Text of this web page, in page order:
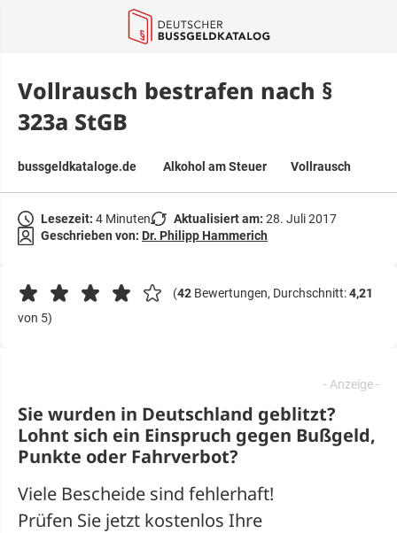
Vollrausch bestrafen nach §
323a StGB
bussgeldkataloge.de Alkohol am Steuer Vollrausch
Lesezeit: 4 Minuten Aktualisiert am: 28. Juli 2017
Geschrieben von: Dr. Philipp Hammerich
(42 Bewertungen, Durchschnitt:4,21
von 5)
Sie wurden in Deutschland geblitzt?
Lohnt sich ein Einspruch gegen Bußgeld,
Punkte oder Fahrverbot?
Viele Bescheide sind fehlerhaft!
Prüfen Sie jetzt kostenlos Ihre